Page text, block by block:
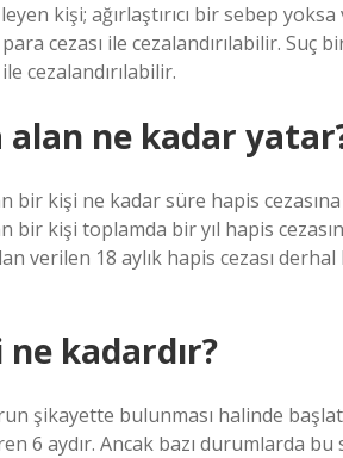
kişi; ağırlaştırıcı bir sebep
cezası ile cezalandırılabilir. Suç
cezalandırılabilir.
alan ne kadar
bir kişi ne kadar süre hapis cezasına
bir kişi toplamda bir yıl hapis
verilen 18 aylık hapis cezası
kadardır?
şikayette bulunması halinde
6 aydır. Ancak bazı durumlarda bu